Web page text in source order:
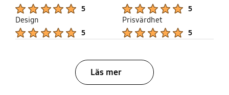
5
5
Design
5
Prisvärdhet
5
Läs mer